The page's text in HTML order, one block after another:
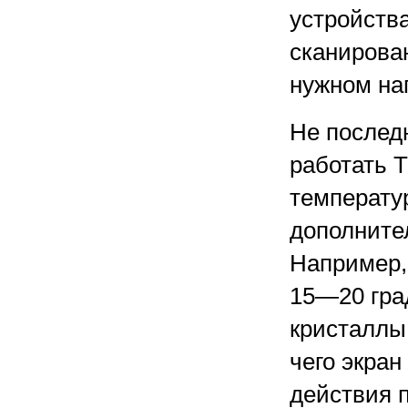
нужном
Не
работать
Например,
15—20
чего
действия